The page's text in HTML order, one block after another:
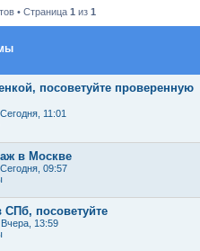
• Страница 1 из 1
посоветуйте проверенную
Сегодня, 11:01
в Москве
Сегодня, 09:57
СПб, посоветуйте
Вчера, 13:59